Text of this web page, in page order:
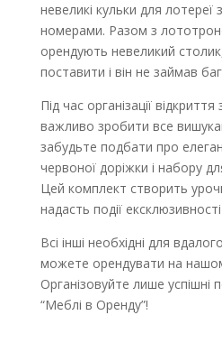
невеликі кульки для лотереї
номерами. Разом з
орендують невеликий
поставити і він не займав
Під час організації
важливо зробити все
забудьте подбати про
червоної доріжки і набору
Цей комплект створить
надасть події
Всі інші необхідні для
можете орендувати на
Організовуйте лише успішні
“Меблі в Оренду”!